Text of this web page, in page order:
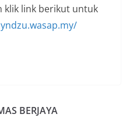
klik link berikut untuk
BERJAYA